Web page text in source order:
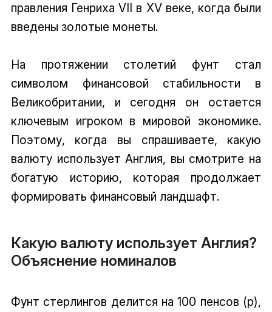
правления Генриха VII в XV веке, когда были
введены золотые монеты.
На протяжении столетий фунт стал
символом финансовой стабильности в
Великобритании, и сегодня он остается
ключевым игроком в мировой экономике.
Поэтому, когда вы спрашиваете, какую
валюту использует Англия, вы смотрите на
богатую историю, которая продолжает
формировать финансовый ландшафт.
Какую валюту использует Англия?
Объяснение номиналов
Фунт стерлингов делится на 100 пенсов (p),